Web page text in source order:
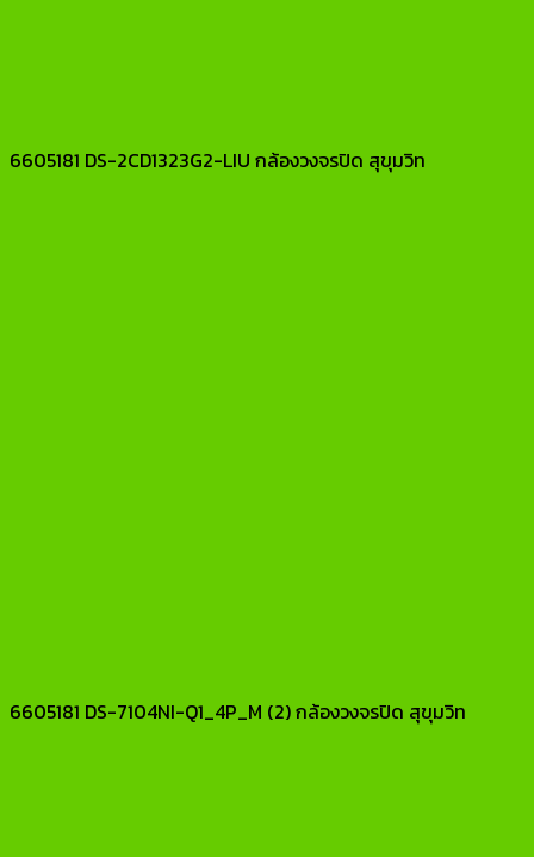
6605181 DS-2CD1323G2-LIU กล้องวงจรปิด สุขุมวิท
6605181 DS-7104NI-Q1_4P_M (2) กล้องวงจรปิด สุขุมวิท